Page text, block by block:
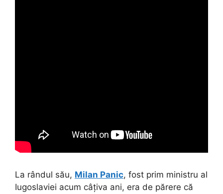
La rândul său, Milan Panic, fost prim ministru al
Iugoslaviei acum câțiva ani, era de părere că